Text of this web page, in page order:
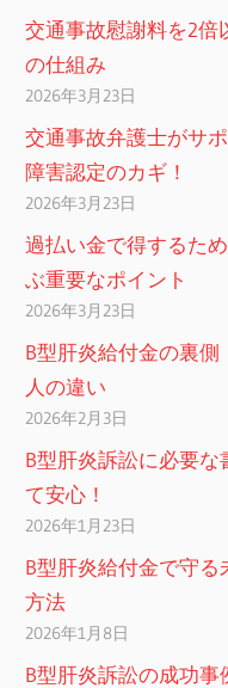
交通事故慰謝料を2倍
の仕組み
2026年3月23日
交通事故弁護士がサ
障害認定のカギ！
2026年3月23日
過払い金で得するた
ぶ重要なポイント
2026年3月23日
B型肝炎給付金の裏
人の違い
2026年2月3日
B型肝炎訴訟に必要
て安心！
2026年1月23日
B型肝炎給付金で守
方法
2026年1月8日
B型肝炎訴訟の成功